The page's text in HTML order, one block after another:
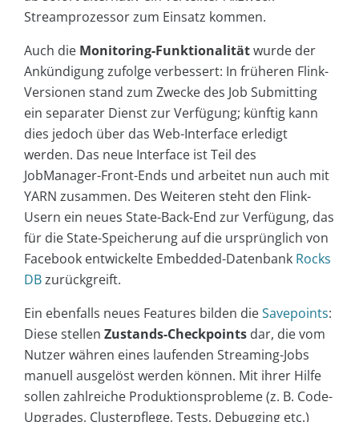
Streamprozessor zum Einsatz kommen.
Auch die Monitoring-Funktionalitätwurde der
Ankündigung zufolge verbessert: In früheren Flink-
Versionen stand zum Zwecke des Job Submitting
ein separater Dienst zur Verfügung; künftig kann
dies jedoch über das Web-Interface erledigt
werden. Das neue Interface ist Teil des
JobManager-Front-Ends und arbeitet nun auch mit
YARN zusammen. Des Weiteren steht den Flink-
Usern ein neues State-Back-End zur Verfügung, das
für die State-Speicherung auf die ursprünglich von
Facebook entwickelte Embedded-Datenbank Rocks
DBzurückgreift.
Ein ebenfalls neues Features bilden dieSavepoints:
Diese stellen Zustands-Checkpoints dar, die vom
Nutzer währen eines laufenden Streaming-Jobs
manuell ausgelöst werden können. Mit ihrer Hilfe
sollen zahlreiche Produktionsprobleme (z. B. Code-
Upgrades, Clusterpflege, Tests, Debugging etc.)